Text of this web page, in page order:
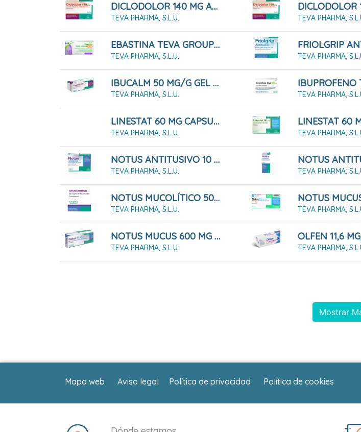
DICLODOLOR 140 MG APOSITOS ADHESIVOS MEDICAMENTOSOS 10 Apósitos
TEVA PHARMA, S.L.U. TEVA PHARMA,
EBASTINA TEVA GROUP 20 MG COMPRIMIDOS RECUBIERTOS CON PELÍCULA EFG 20 COMPRIMIDOS
TEVA PHARMA, S.L.U. TEVA PHARMA,
IBUCALM 50 MG/G GEL MENTOLADO, TUBO 60 G
TEVA PHARMA, S.L.U. TEVA PHARMA,
LINESTAT 60 MG CAPSULAS DURAS, 120 CÁPSULAS
TEVA PHARMA, S.L.U. TEVA PHARMA,
NOTUS ANTITUSIVO 10 MG PASTILLAS PARA CHUPAR SABOR MIEL - LIMON , 24 Pastillas
TEVA PHARMA, S.L.U. TEVA PHARMA,
NOTUS MUCOLÍTICO 50 MG/ML SOLUCIÓN ORAL , 1 Frasco De 200 Ml
TEVA PHARMA, S.L.U. TEVA PHARMA,
NOTUS MUCUS 600 MG COMPRIMIDOS EFERVESCENTES 20 COMPRIMIDOS
TEVA PHARMA, S.L.U. TEVA PHARMA,
Mostrar
Mapa web Aviso legal Política de privacidad Política de cookies